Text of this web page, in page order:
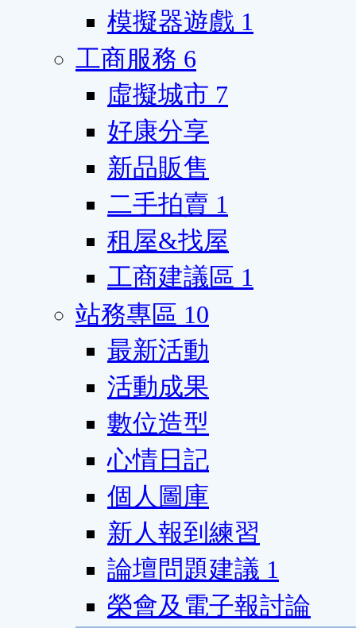
模擬器遊戲 1
工商服務 6
虛擬城市 7
好康分享
新品販售
二手拍賣 1
租屋&找屋
工商建議區 1
站務專區 10
最新活動
活動成果
數位造型
心情日記
個人圖庫
新人報到練習
論壇問題建議 1
榮會及電子報討論